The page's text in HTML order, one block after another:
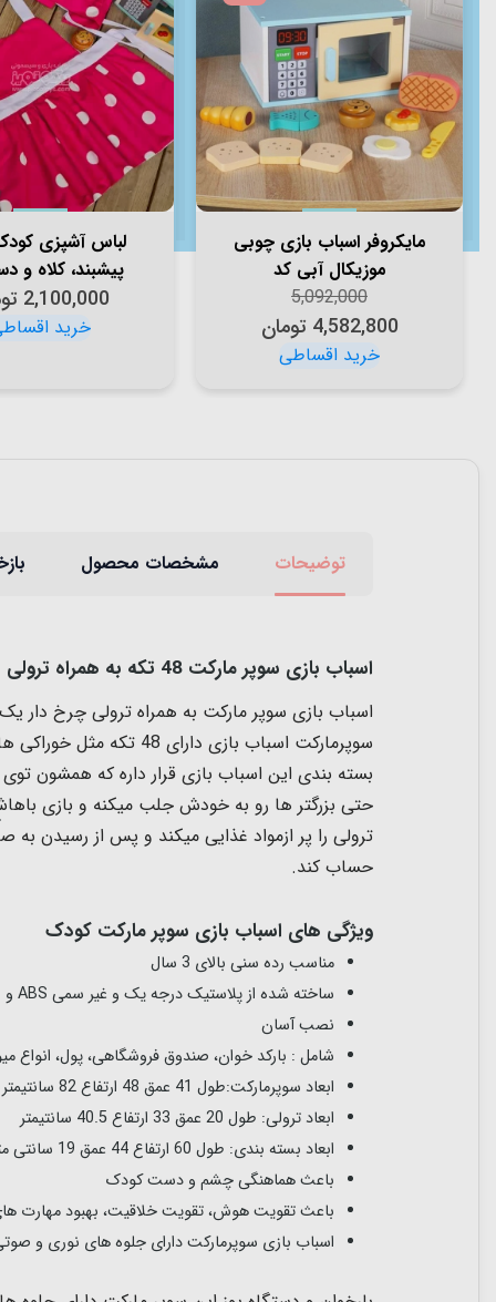
مایکروفر اسباب بازی چوبی
موزیکال آبی کد
KBQ2020010
5,092,000
4,582,800 تومان
لباس آشپزی
پیشبند، کلاه و
سرخابی کد 4045938
2,100,000
توضیحات مشخصات محصول
اسباب بازی سوپر مارکت 48 تکه به همراه ترولی
اسباب بازی سوپر مارکت به همراه ترولی چرخ دار یک اسباب بازی عالی برای
سوپرمارکت اسباب
بسته بندی این اسباب بازی قرار داره که همشون
حتی بزرگتر ها رو به خودش جلب میکنه و بازی
ترولی را پر ازمواد غذایی میکند و پس از رسیدن
حساب کند.
ویژگی های اسباب بازی سوپر مارکت کودک
مناسب رده سنی بالای 3 سال
ساخته شده از پلاستیک درجه یک و غیر سمی ABS و رنگ های بهداشتی فاقد مواد شیمیایی BPA
نصب آسان
شامل : بارکد خوان، صندوق فروشگاهی، پول، انواع
ابعاد سوپرمارکت:طول 41 عمق 48 ارتفاع 82 سانتیمتر
ابعاد ترولی: طول 20 عمق 33 ارتفاع 40.5 سانتیمتر
ابعاد بسته بندی: طول 60 ارتفاع 44 عمق 19 سانتی متر
باعث هماهنگی چشم و دست کودک
باعث تقویتهوش، تقویت خلاقیت، بهبود
اسباب بازی سوپرمارکت دارای جلوه های نوری و